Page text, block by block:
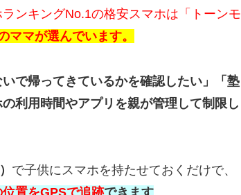
ンキングNo.1の格安スマホは「トーンモ
ママが選んでいます。
で帰ってきているかを確認したい」「塾
利用時間やアプリを親が管理して制限し
で子供にスマホを持たせておくだけで、
置をGPSで追跡できます。